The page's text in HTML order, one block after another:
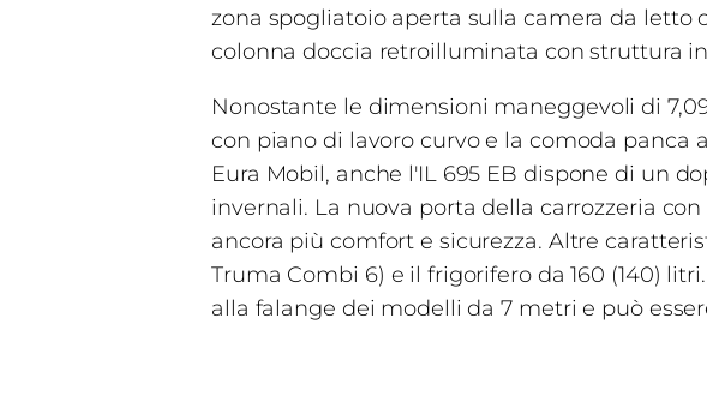
zona spogliatoio aperta sulla camera da letto
colonna doccia retroilluminata con struttura
Nonostante le dimensioni maneggevoli di
con piano di lavoro curvo e la comoda
Eura Mobil, anche l'IL 695 EB dispone di un
invernali. La nuova porta della carrozzeria
ancora più comfort e sicurezza. Altre
Truma Combi 6) e il frigorifero da 160 (140)
alla falange dei modelli da 7 metri e può